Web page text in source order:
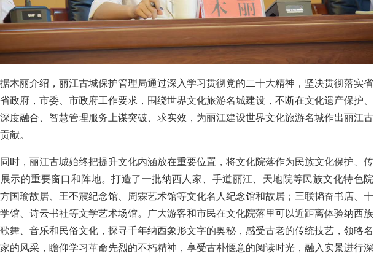
据木丽介绍，丽江古城保护管理局通过深入学习贯彻党的二十大精神，坚决贯彻落实省
政府，市委、市政府工作要求，围绕世界文化旅游名城建设，不断在文化遗产保护、
度融合、智慧管理服务上谋突破、求实效，为丽江建设世界文化旅游名城作出丽江古
献。
同时，丽江古城始终把提升文化内涵放在重要位置，将文化院落作为民族文化保护、传
示的重要窗口和阵地。打造了一批纳西人家、手道丽江、天地院等民族文化特色院
国瑜故居、王丕震纪念馆、周霖艺术馆等文化名人纪念馆和故居；三联韬奋书店、十
馆、诗云书社等文学艺术场馆。广大游客和市民在文化院落里可以近距离体验纳西族
舞、音乐和民俗文化，探寻千年纳西象形文字的奥秘，感受古老的传统技艺，领略名
的风采，瞻仰学习革命先烈的不朽精神，享受古朴惬意的阅读时光，融入实景进行深